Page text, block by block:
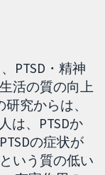
PTSD・精神
活の質の向上
究からは、
は、PTSDか
の症状が
いう質の低い